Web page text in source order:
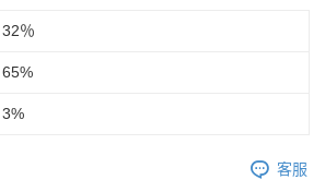
32％
65%
3%
客服